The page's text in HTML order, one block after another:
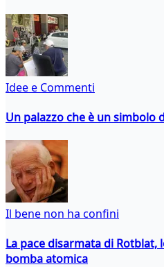
Idee e Commenti
Un palazzo che è un simbolo
Il bene non ha confini
La pace disarmata di Rotblat,
bomba atomica